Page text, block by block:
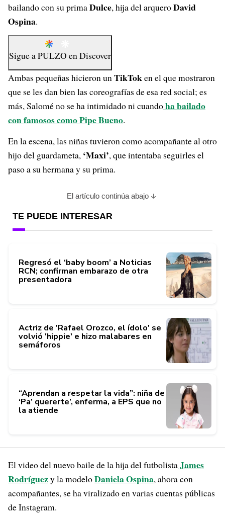
bailando con su primaDulce, hija del arqueroDavid
Ospina.
Sigue aPULZO enDiscover
Ambas pequeñas hicieron unTikToken el que mostraron
que se les dan bien las coreografías de esa red social; es
más, Salomé no se ha intimidado ni cuandoha bailado
con famosos como Pipe Bueno.
En la escena, las niñas tuvieron como acompañante al otro
hijo del guardameta, ‘Maxi’, que intentaba seguirles el
paso a su hermana y su prima.
El artículo continúa abajo
TE PUEDE INTERESAR
Regresó el ‘baby boom’ a Noticias
RCN; confirman embarazo de otra
presentadora
Actriz de 'Rafael Orozco, el ídolo' se
volvió 'hippie' e hizo malabares en
semáforos
“Aprendan a respetar la vida”: niña de
‘Pa’ quererte’, enferma, a EPS que no
la atiende
El video del nuevo baile de la hija del futbolistaJames
Rodríguezy la modeloDaniela Ospina, ahora con
acompañantes, se ha viralizado en varias cuentas públicas
de Instagram.